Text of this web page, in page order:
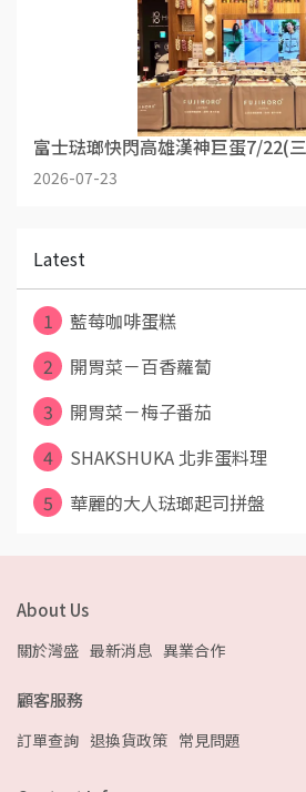
富士琺瑯快閃高雄漢神巨蛋7/22(
2026-07-23
Latest
1
藍莓咖啡蛋糕
2
開胃菜－百香蘿蔔
3
開胃菜－梅子番茄
4
SHAKSHUKA 北非蛋料理
5
華麗的大人琺瑯起司拼盤
About Us
關於灣盛 最新消息 異業合作
顧客服務
訂單查詢 退換貨政策 常見問題